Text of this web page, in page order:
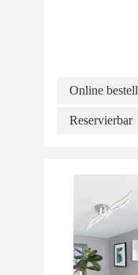
Online
Reservierbar